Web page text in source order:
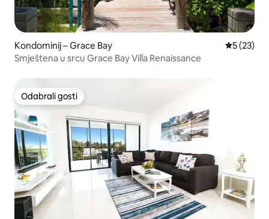
Kondominij – Grace Bay Prosječna
5 (23)
Smještena u srcu Grace Bay Villa Renaissance
Odabrali gosti
Odabrali gosti